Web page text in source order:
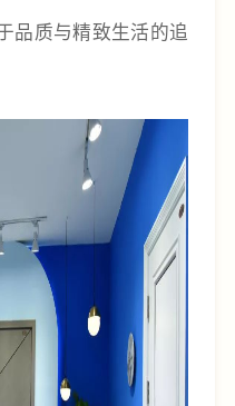
品质与精致生活的追